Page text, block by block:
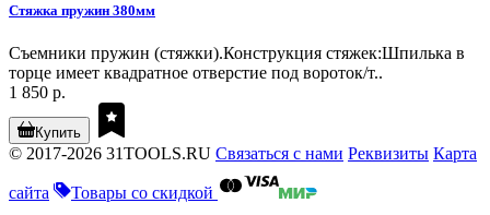
Стяжка пружин 380мм
Съемники пружин (стяжки).Конструкция стяжек:Шпилька в
торце имеет квадратное отверстие под вороток/т..
1 850 р.
Купить
© 2017-2026 31TOOLS.RU Связаться с нами Реквизиты Карта
сайта Товары со скидкой